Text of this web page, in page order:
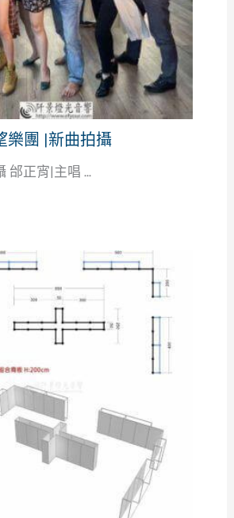
樂團 |新曲拍攝
邰正宵|主唱 ...